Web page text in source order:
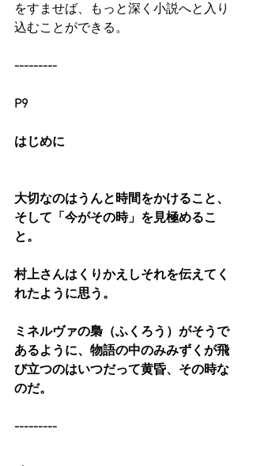
をすませば、もっと深く小説へと入り
込むことができる。
---------
P9
はじめに
大切なのはうんと時間をかけること、
そして「今がその時」を見極めるこ
と。
村上さんはくりかえしそれを伝えてく
れたように思う。
ミネルヴァの梟（ふくろう）がそうで
あるように、物語の中のみみずくが飛
び立つのはいつだって黄昏、その時な
のだ。
---------